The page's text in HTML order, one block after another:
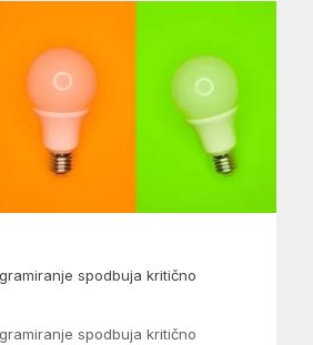
spodbuja kritično
spodbuja kritično